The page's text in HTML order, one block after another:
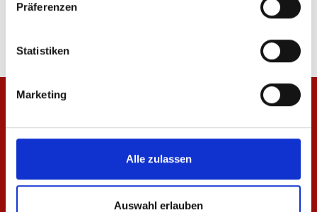
Präferenzen
Statistiken
Marketing
Alle zulassen
Auswahl erlauben
84,95 €